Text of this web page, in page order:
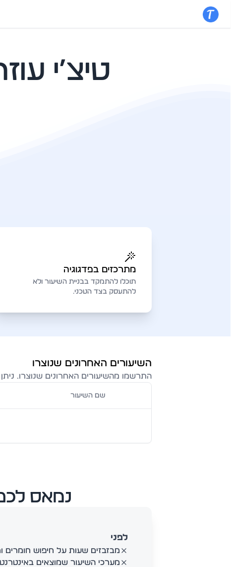
טיצ׳י
טיצ׳י
מתרכזים בפדגוגיה
תוכלו להתמקד בבניית השיעור ולא
להתעסק בצד הטכני.
השיעורים האחרונים שנוצרו
התרשמו מהשיעורים האחרונים שנוצרו.
שם השיעור
נמאס
לפני
מבזבזים שעות על חיפוש חומרים
מערכי השיעור שמוצאים באינטרנט